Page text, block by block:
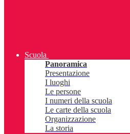
Scuola
Panoramica
Presentazione
I luoghi
Le persone
I numeri della scuola
Le carte della scuola
Organizzazione
La storia